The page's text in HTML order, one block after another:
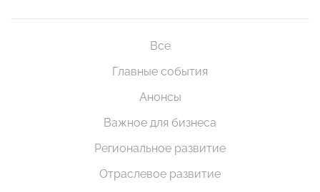
Все
Главные события
Анонсы
Важное для бизнеса
Региональное развитие
Отраслевое развитие